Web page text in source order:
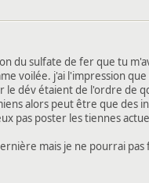
du sulfate de fer que tu
voilée. j'ai l'impression
dév étaient de l'ordre de
alors peut être que des
pas poster les tiennes
mais je ne pourrai pas